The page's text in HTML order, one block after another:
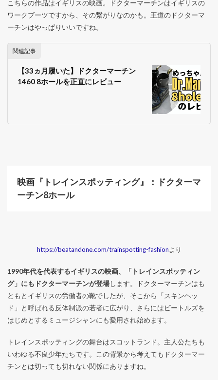
こちらの作品はイギリスの映画。ドクターマーチンはイギリスの
ワークブーツですから、その繋がりなのかも。王道のドクターマ
ーチンはやっぱりいいですね。
関連記事
【33ヵ月履いた】ドクターマーチン
1460 8ホールを正直にレビュー
映画『トレインスポッティング』：ドクターマ
ーチン8ホール
https://beatandone.com/trainspotting-fashionより
1990年代を代表するイギリスの映画、「トレインスポッティン
グ」にもドクターマーチンが登場します。ドクターマーチンはも
ともとイギリスの労働者の靴でしたが、そこから「スキンヘッ
ド」と呼ばれる反体制派の若者に広がり、さらにはビートルズを
はじめとするミュージシャンにも愛用され始めます。
トレインスポッティングの舞台はスコットランド。主人公たちも
いわゆる不良少年たちです。この背景から考えてもドクターマー
チンとは切っても切れない関係にありますね。